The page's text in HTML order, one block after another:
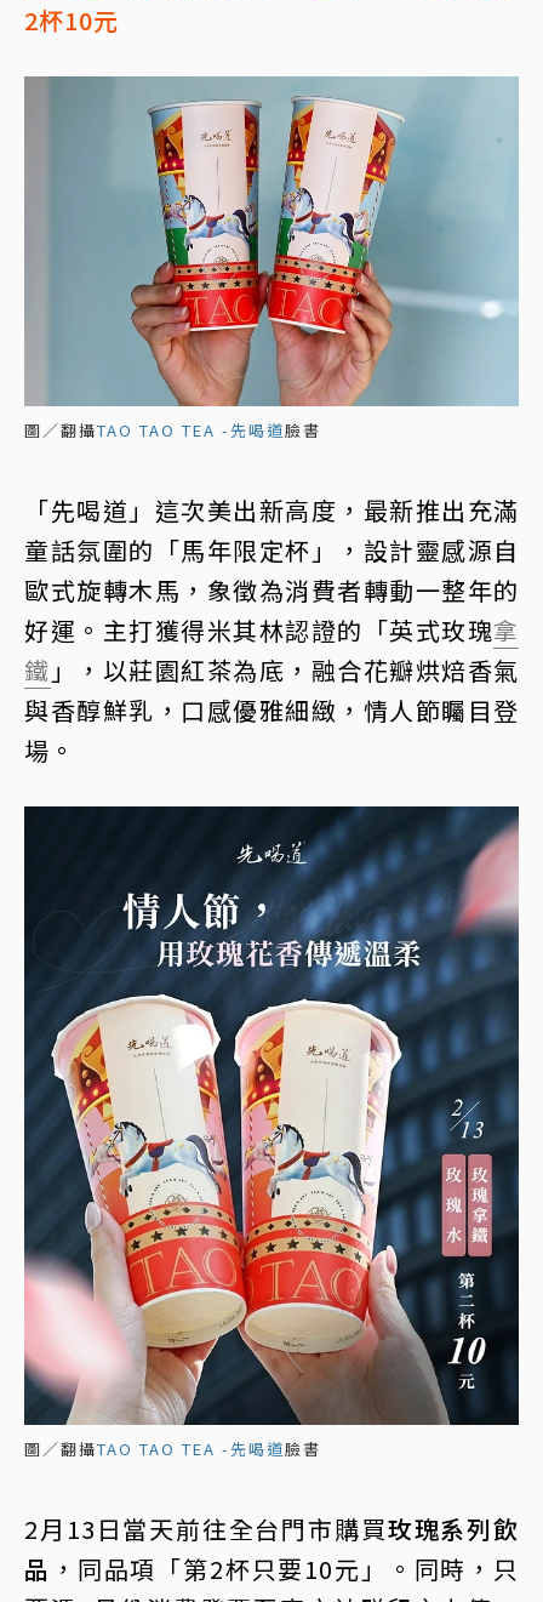
2杯10元
圖／翻攝TAO TAO TEA -先喝道臉書
「先喝道」這次美出新高度，最新推出充滿
童話氛圍的「馬年限定杯」，設計靈感源自
歐式旋轉木馬，象徵為消費者轉動一整年的
好運。主打獲得米其林認證的「英式玫瑰拿
鐵 」，以莊園紅茶為底，融合花瓣烘焙香氣
與香醇鮮乳，口感優雅細緻，情人節矚目登
場。
圖／翻攝TAO TAO TEA -先喝道臉書
2月13日當天前往全台門市購買玫瑰系列飲
品 ，同品項「第2杯只要10元」。同時，只